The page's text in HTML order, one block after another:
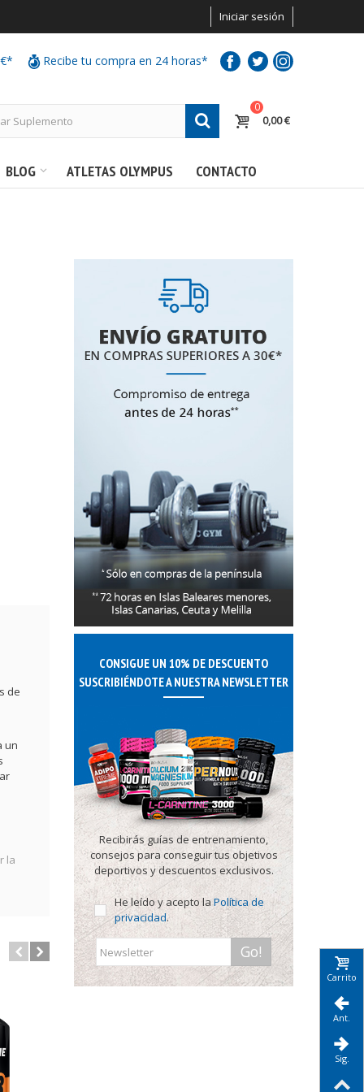
Iniciar sesión
Recibe tu compra en 24 horas*
0
0,00 €
BLOG ATLETAS OLYMPUS CONTACTO
de
un
la
CONSIGUE UN 10% DE DESCUENTO
SUSCRIBIÉNDOTE A NUESTRA NEWSLETTER
Recibirás guías de entrenamiento,
consejos para conseguir tus objetivos
deportivos y descuentos exclusivos.
He leído y acepto la Política de
privacidad.
Go!
Carrito
Ant.
Sig.